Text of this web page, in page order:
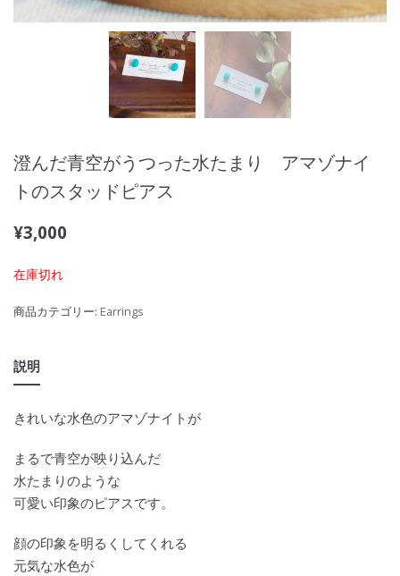
澄んだ青空がうつった水たまり アマゾナイ
トのスタッドピアス
¥3,000
在庫切れ
商品カテゴリー: Earrings
説明
きれいな水色のアマゾナイトが
まるで青空が映り込んだ
水たまりのような
可愛い印象のピアスです。
顔の印象を明るくしてくれる
元気な水色が